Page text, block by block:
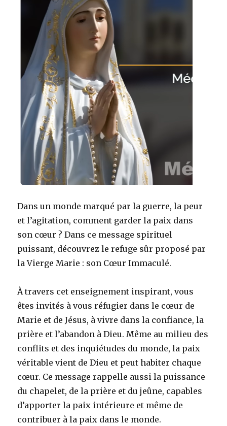
Dans un monde marqué par la guerre, la peur
et l’agitation, comment garder la paix dans
son cœur ? Dans ce message spirituel
puissant, découvrez le refuge sûr proposé par
la Vierge Marie : son Cœur Immaculé.
À travers cet enseignement inspirant, vous
êtes invités à vous réfugier dans le cœur de
Marie et de Jésus, à vivre dans la confiance, la
prière et l’abandon à Dieu. Même au milieu des
conflits et des inquiétudes du monde, la paix
véritable vient de Dieu et peut habiter chaque
cœur. Ce message rappelle aussi la puissance
du chapelet, de la prière et du jeûne, capables
d’apporter la paix intérieure et même de
contribuer à la paix dans le monde.